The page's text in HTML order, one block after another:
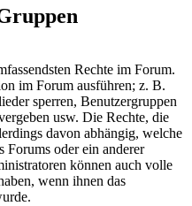
Rechte im Forum.
im Forum ausführen; z. B.
sperren, Benutzergruppen
usw. Die Rechte, die
davon abhängig, welche
Forums oder ein anderer
können auch volle
wenn ihnen das